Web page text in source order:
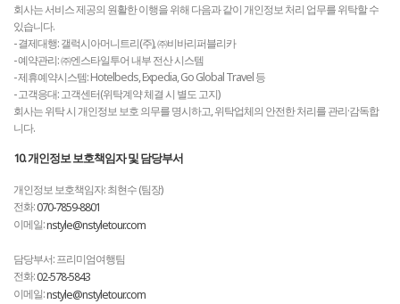
회사는 서비스 제공의 원활한 이행을 위해 다음과 같이 개인정보 처리 업무를 위탁할 수
있습니다.
- 결제대행: 갤럭시아머니트리(주), ㈜비바리퍼블리카
- 예약관리: ㈜엔스타일투어 내부 전산 시스템
- 제휴예약시스템: Hotelbeds, Expedia, Go Global Travel 등
- 고객응대: 고객센터(위탁계약 체결 시 별도 고지)
회사는 위탁 시 개인정보 보호 의무를 명시하고, 위탁업체의 안전한 처리를 관리·감독합
니다.
10. 개인정보 보호책임자 및 담당부서
개인정보 보호책임자: 최현수 (팀장)
전화:070-7859-8801
이메일:nstyle@nstyletour.com
담당부서: 프리미엄여행팀
전화:02-578-5843
이메일:nstyle@nstyletour.com